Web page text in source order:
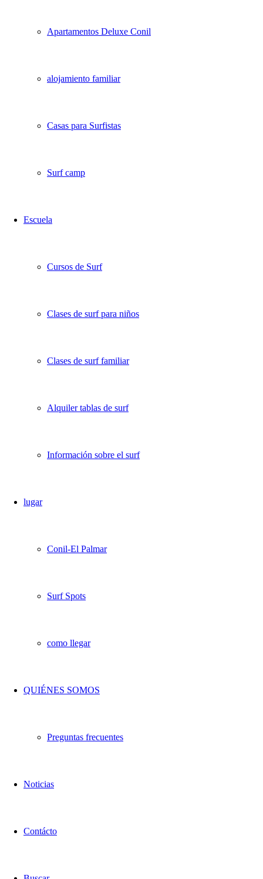
Apartamentos Deluxe Conil
alojamiento familiar
Casas para Surfistas
Surf camp
Escuela
Cursos de Surf
Clases de surf para niños
Clases de surf familiar
Alquiler tablas de surf
Información sobre el surf
lugar
Conil-El Palmar
Surf Spots
como llegar
QUIÉNES SOMOS
Preguntas frecuentes
Noticias
Contácto